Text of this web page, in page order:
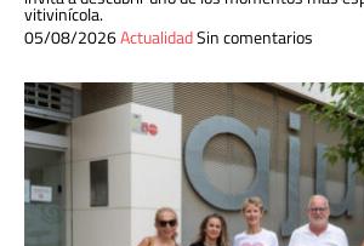
vitivinícola.
05/08/2026ActualidadSin comentarios